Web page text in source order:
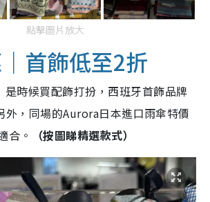
點擊圖片放大
首飾低至2折
是時候買配飾打扮，西班牙首飾品牌
外，同場的Aurora日本進口雨傘特價
合。
（按圖睇精選款式）